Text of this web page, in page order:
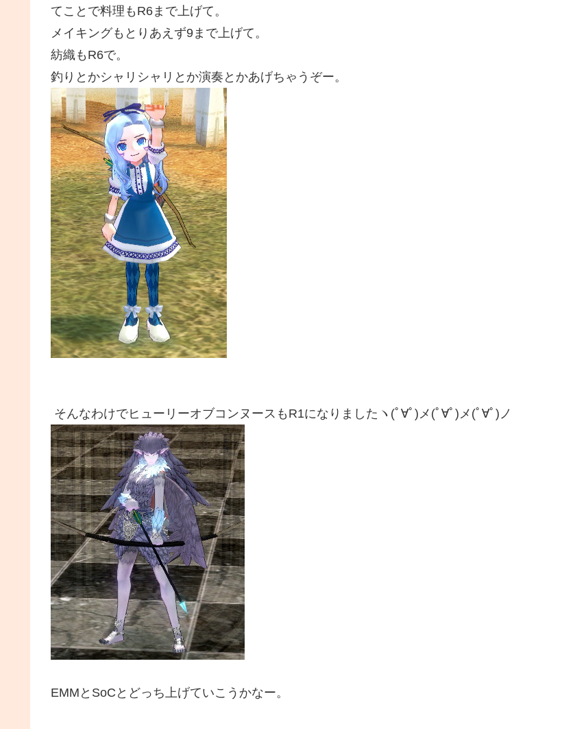
てことで料理もR6まで上げて。
メイキングもとりあえず9まで上げて。
紡織もR6で。
釣りとかシャリシャリとか演奏とかあげちゃうぞー。
そんなわけでヒューリーオブコンヌースもR1になりましたヽ(ﾟ∀ﾟ)メ(ﾟ∀ﾟ)メ(ﾟ∀ﾟ)ノ
EMMとSoCとどっち上げていこうかなー。